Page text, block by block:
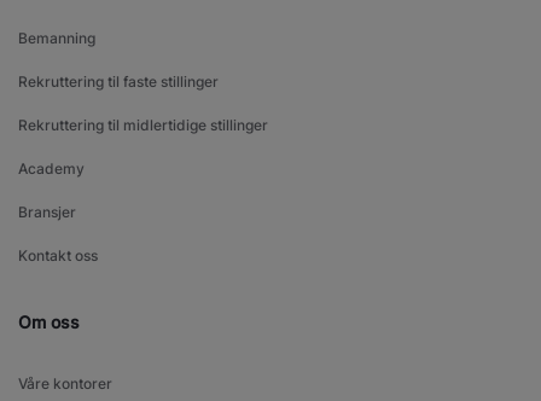
Bemanning
Rekruttering til faste stillinger
Rekruttering til midlertidige stillinger
Academy
Bransjer
Kontakt oss
Om oss
Våre kontorer